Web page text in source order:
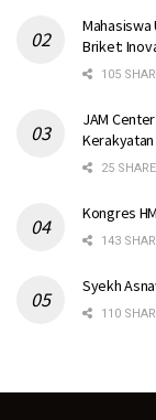
Mahasiswa
Briket:
105
JAM
25
Kongres
143
Syekh
110